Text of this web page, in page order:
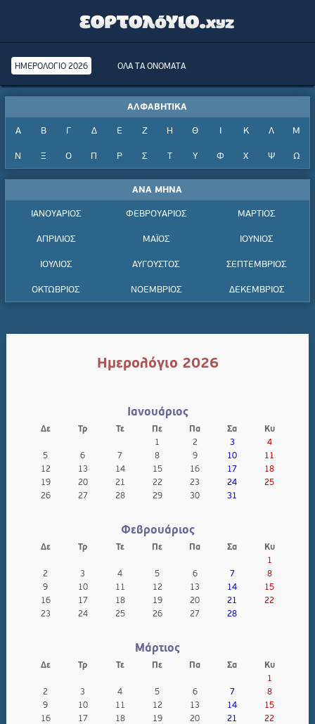
ΗΜΕΡΟΛΟΓΙΟ 2026 ΟΛΑ ΤΑ ΟΝΟΜΑΤΑ
ΑΛΦΑΒΗΤΙΚΑ
Α Β Γ Δ Ε Ζ Η Θ Κ Λ Μ
Ν Ξ Ο Π Ρ Σ Τ Υ Φ Χ Ψ Ω
ΑΝΑ ΜΗΝΑ
ΙΑΝΟΥΑΡΙΟΣ ΦΕΒΡΟΥΑΡΙΟΣ ΜΑΡΤΙΟΣ
ΑΠΡΙΛΙΟΣ ΜΑΪΟΣ ΙΟΥΝΙΟΣ
ΙΟΥΛΙΟΣ ΑΥΓΟΥΣΤΟΣ ΣΕΠΤΕΜΒΡΙΟΣ
ΟΚΤΩΒΡΙΟΣ ΝΟΕΜΒΡΙΟΣ ΔΕΚΕΜΒΡΙΟΣ
Ημερολόγιο 2026
Ιανουάριος
Δε Τρ Τε Πε Πα Σα
Κυ
1
2 3
4
5
6 7 8 9 10
11
12
13 14 15 16 17
18
19
20 21 22 23 24
25
26
27 28 29 30 31
Φεβρουάριος
Δε Τρ Τε Πε Πα Σα
Κυ
1
2
3 4 5 6 7
8
9
10 11 12 13 14
15
16
17 18 19 20 21
22
23
24 25 26 27 28
Μάρτιος
Δε Τρ Τε Πε Πα Σα
Κυ
1
2
3 4 5 6 7
8
9
10 11 12 13 14
15
16
17 18 19 20 21
22